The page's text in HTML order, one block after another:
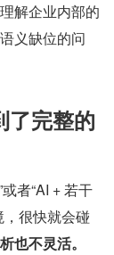
解企业内部的
义缺位的问
了完整的
者“AI + 若干
很快就会碰
也不灵活。